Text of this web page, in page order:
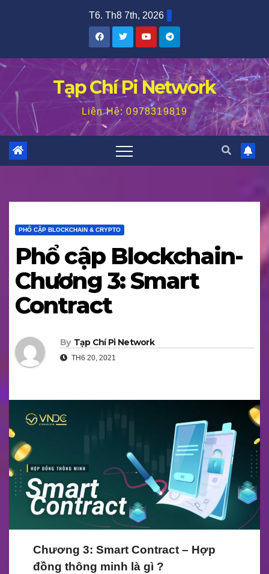
T6. Th8 7th, 2026
Tạp Chí Pi Network
Liên Hệ: 0978319819
PHỔ CẬP BLOCKCHAIN & CRYPTO
Phổ cập Blockchain-
Chương 3: Smart
Contract
By Tạp Chí Pi Network
TH6 20, 2021
Chương 3: Smart Contract – Hợp
đồng thông minh là gì ?